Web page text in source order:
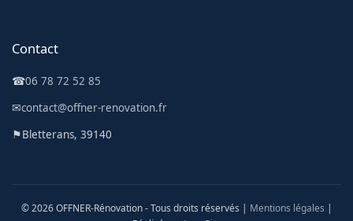
Contact
☎06 78 72 52 85
✉contact@offner-renovation.fr
⚑Bletterans, 39140
© 2026 OFFNER-Rénovation - Tous droits réservés | Mentions légales |